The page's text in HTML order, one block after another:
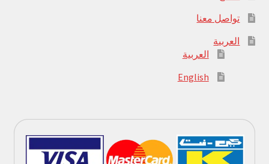
تواصل معنا
العربية
العربية
English